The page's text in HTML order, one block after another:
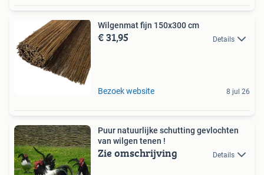
Wilgenmat fijn 150x300 cm
€ 31,95 Details
Bezoek website 8 jul 26
Puur natuurlijke schutting gevlochten
van wilgen tenen !
Zie omschrijving Details